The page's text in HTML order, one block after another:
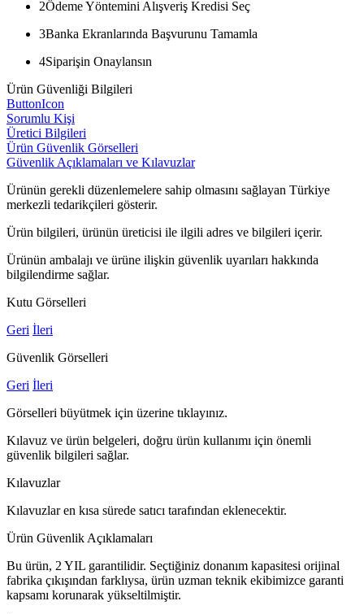
2Ödeme Yöntemini Alışveriş Kredisi Seç
3Banka Ekranlarında Başvurunu Tamamla
4Siparişin Onaylansın
Ürün Güvenliği Bilgileri
ButtonIcon
Sorumlu Kişi
Üretici Bilgileri
Ürün Güvenlik Görselleri
Güvenlik Açıklamaları ve Kılavuzlar
Ürünün gerekli düzenlemelere sahip olmasını sağlayan Türkiye
merkezli tedarikçileri gösterir.
Ürün bilgileri, ürünün üreticisi ile ilgili adres ve bilgileri içerir.
Ürünün ambalajı ve ürüne ilişkin güvenlik uyarıları hakkında
bilgilendirme sağlar.
Kutu Görselleri
Geri İleri
Güvenlik Görselleri
Geri İleri
Görselleri büyütmek için üzerine tıklayınız.
Kılavuz ve ürün belgeleri, doğru ürün kullanımı için önemli
güvenlik bilgileri sağlar.
Kılavuzlar
Kılavuzlar en kısa sürede satıcı tarafından eklenecektir.
Ürün Güvenlik Açıklamaları
Bu ürün, 2 YIL garantilidir. Seçtiğiniz donanım kapasitesi orijinal
fabrika çıkışından farklıysa, ürün uzman teknik ekibimizce garanti
kapsamı korunarak yükseltilmiştir.